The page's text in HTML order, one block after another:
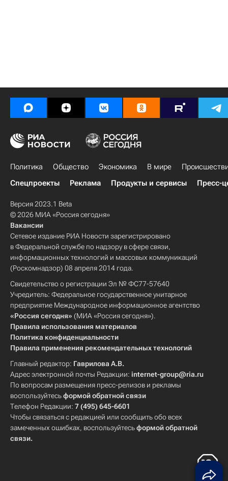
Политика Общество Экономика В мире
Спецпроекты
Реклама Продукты и сервисы Пресс-
Версия 2023.1 Beta
© 2026 МИА «Россия сегодня»
Вакансии
Сетевое издание РИА Новости зарегистрировано
в Федеральной службе по надзору в сфере связи,
информационных технологий и массовых коммуникаций
(Роскомнадзор) 08 апреля 2014 года.
Свидетельство о регистрации Эл № ФС77-57640
Учредитель: Федеральное государственное унитарное
предприятие Международное информационное агентство
«Россия сегодня» (МИА «Россия сегодня»).
Правила использования материалов
Политика конфиденциальности
Правила применения рекомендательных технологий
Главный редактор: Гаврилова А.В.
Адрес электронной почты Редакции: internet-group@ria.ru
По вопросам размещения пресс-релизов и рекламы
воспользуйтесьформой обратной связи
Телефон Редакции: 7 (495) 645-6601
Чтобы связаться с редакцией или сообщить обо всех
замеченных ошибках, воспользуйтесьформой обратной
связи.